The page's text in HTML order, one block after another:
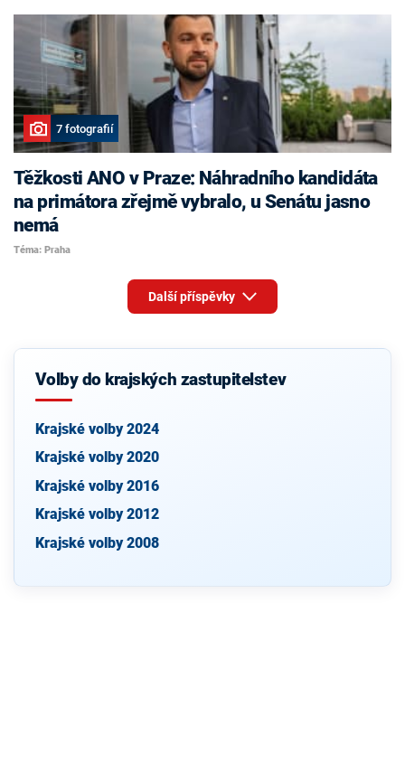
7 fotografií
Těžkosti ANO v Praze: Náhradního kandidáta
na primátora zřejmě vybralo, u Senátu jasno
nemá
Téma: Praha
Další příspěvky
Volby do krajských zastupitelstev
Krajské volby 2024
Krajské volby 2020
Krajské volby 2016
Krajské volby 2012
Krajské volby 2008